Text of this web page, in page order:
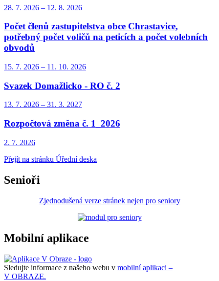
28. 7. 2026 – 12. 8. 2026
Počet členů zastupitelstva obce Chrastavice,
potřebný počet voličů na peticích a počet volebních
obvodů
15. 7. 2026 – 11. 10. 2026
Svazek Domažlicko - RO č. 2
13. 7. 2026 – 31. 3. 2027
Rozpočtová změna č. 1_2026
2. 7. 2026
Přejít na stránku Úřední deska
Senioři
Zjednodušená verze stránek nejen pro seniory
Mobilní aplikace
Sledujte informace z našeho webu v mobilní aplikaci –
V OBRAZE.